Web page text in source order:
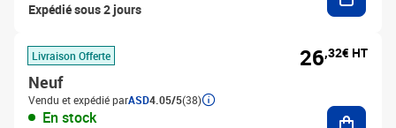
Expédié sous 2 jours
Livraison Offerte
Neuf
Vendu et expédié parASD4.05/5(38)
En stock
26,32€ HT